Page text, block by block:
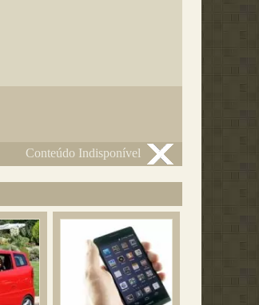
Conteúdo Indisponível